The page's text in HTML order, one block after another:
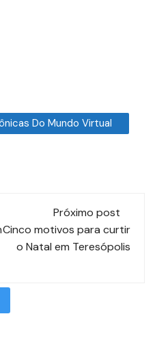
Do Mundo Virtual
Próximo post
Cinco motivos para curtir
o Natal em Teresópolis